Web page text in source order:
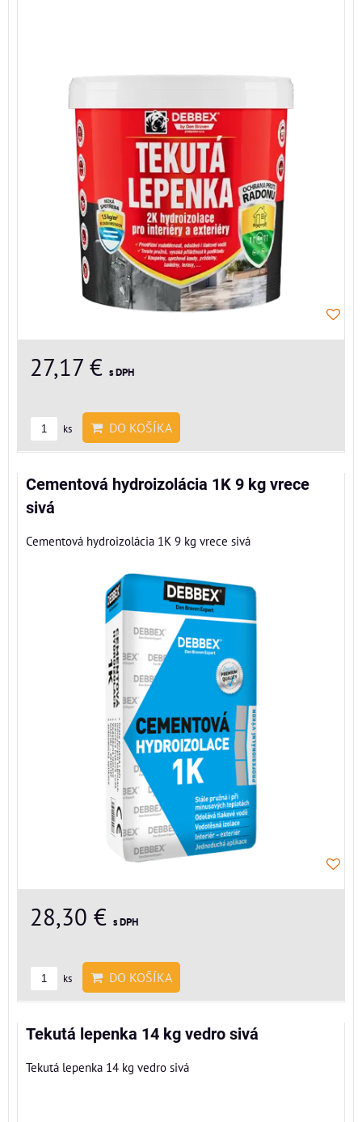
27,17 € s DPH
ks DO KOŠÍKA
Cementová hydroizolácia 1K 9 kg vrece
sivá
Cementová hydroizolácia 1K 9 kg vrece sivá
28,30 € s DPH
ks DO KOŠÍKA
Tekutá lepenka 14 kg vedro sivá
Tekutá lepenka 14 kg vedro sivá